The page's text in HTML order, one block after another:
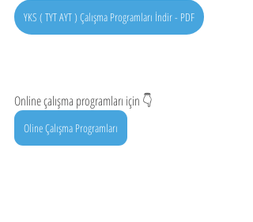
YKS ( TYT AYT ) Çalışma Programları İndir - PDF
Online çalışma programları için 👇
Oline Çalışma Programları